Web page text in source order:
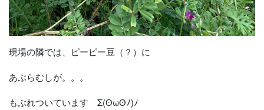
現場の隣では、ピーピー豆（？）に
あぶらむしが。。。
もぶれついています Σ(ʘωʘﾉ)ﾉ